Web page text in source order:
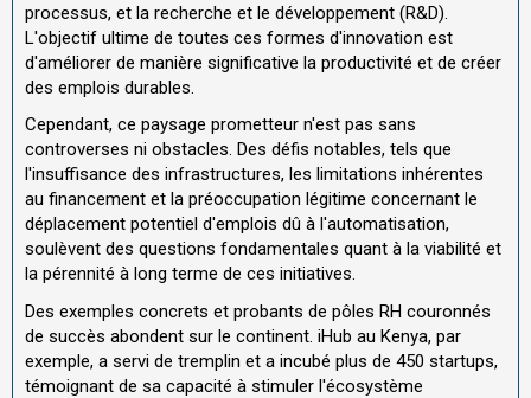
processus, et la recherche et le développement (R&D).
L'objectif ultime de toutes ces formes d'innovation est
d'améliorer de manière significative la productivité et de créer
des emplois durables.
Cependant, ce paysage prometteur n'est pas sans
controverses ni obstacles. Des défis notables, tels que
l'insuffisance des infrastructures, les limitations inhérentes
au financement et la préoccupation légitime concernant le
déplacement potentiel d'emplois dû à l'automatisation,
soulèvent des questions fondamentales quant à la viabilité et
la pérennité à long terme de ces initiatives.
Des exemples concrets et probants de pôles RH couronnés
de succès abondent sur le continent. iHub au Kenya, par
exemple, a servi de tremplin et a incubé plus de 450 startups,
témoignant de sa capacité à stimuler l'écosystème